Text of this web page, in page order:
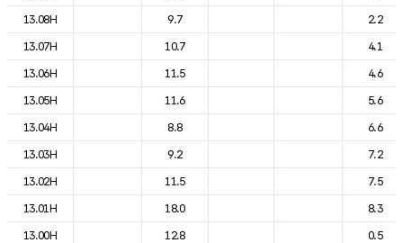
13.08H
9.7
2.2
13.07H
10.7
4.1
13.06H
11.5
4.6
13.05H
11.6
5.6
13.04H
8.8
6.6
13.03H
9.2
7.2
13.02H
11.5
7.5
13.01H
18.0
8.3
13.00H
12.8
0.5